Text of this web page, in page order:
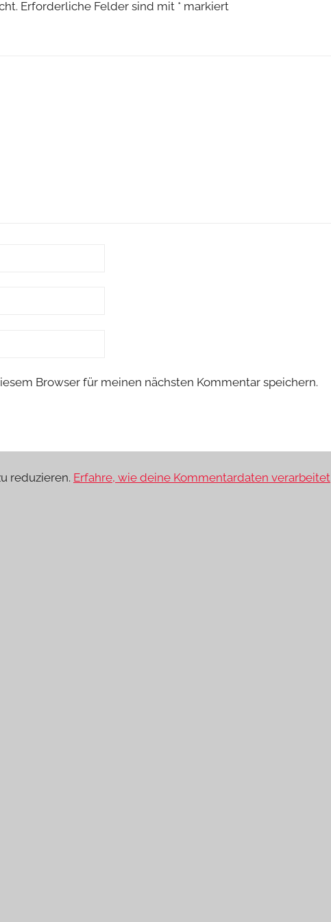
Erforderliche Felder sind mit * markiert
Browser für meinen nächsten Kommentar speichern.
reduzieren. Erfahre, wie deine Kommentardaten verarbeitet